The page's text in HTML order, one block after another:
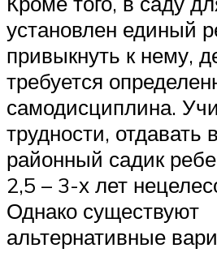
установлен единый
привыкнуть к нему,
требуется
самодисциплина.
трудности,
районный садик
2,5 – 3-х лет
Однако существуют
альтернативные